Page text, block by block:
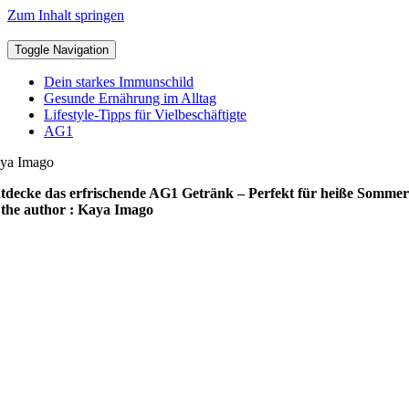
Zum Inhalt springen
Toggle Navigation
Dein starkes Immunschild
Gesunde Ernährung im Alltag
Lifestyle-Tipps für Vielbeschäftigte
AG1
Imago
das erfrischende AG1 Getränk – Perfekt für heiße
author : Kaya Imago